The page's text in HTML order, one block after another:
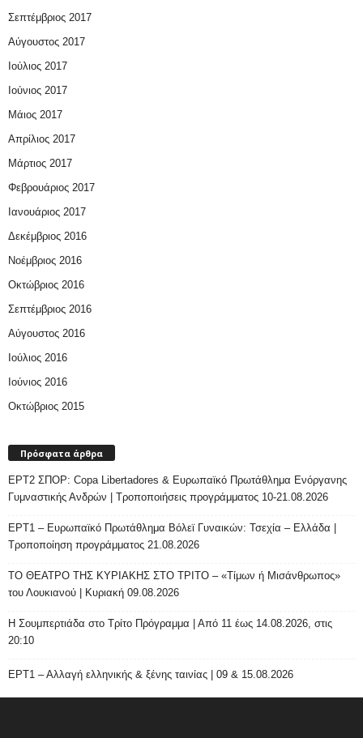
Σεπτέμβριος 2017
Αύγουστος 2017
Ιούλιος 2017
Ιούνιος 2017
Μάιος 2017
Απρίλιος 2017
Μάρτιος 2017
Φεβρουάριος 2017
Ιανουάριος 2017
Δεκέμβριος 2016
Νοέμβριος 2016
Οκτώβριος 2016
Σεπτέμβριος 2016
Αύγουστος 2016
Ιούλιος 2016
Ιούνιος 2016
Οκτώβριος 2015
Πρόσφατα άρθρα
ΕΡΤ2 ΣΠΟΡ: Copa Libertadores & Ευρωπαϊκό Πρωτάθλημα Ενόργανης
Γυμναστικής Ανδρών | Τροποποιήσεις προγράμματος 10-21.08.2026
ΕΡΤ1 – Ευρωπαϊκό Πρωτάθλημα Βόλεϊ Γυναικών: Τσεχία – Ελλάδα |
Τροποποίηση προγράμματος 21.08.2026
ΤΟ ΘΕΑΤΡΟ ΤΗΣ ΚΥΡΙΑΚΗΣ ΣΤΟ ΤΡΙΤΟ – «Τίμων ή Μισάνθρωπος»
του Λουκιανού | Κυριακή 09.08.2026
H Σουμπερτιάδα στο Τρίτο Πρόγραμμα | Από 11 έως 14.08.2026, στις
20:10
ΕΡΤ1 – Αλλαγή ελληνικής & ξένης ταινίας | 09 & 15.08.2026